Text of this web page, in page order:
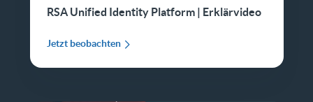
RSA Unified Identity Platform | Erklärvideo
Jetzt beobachten